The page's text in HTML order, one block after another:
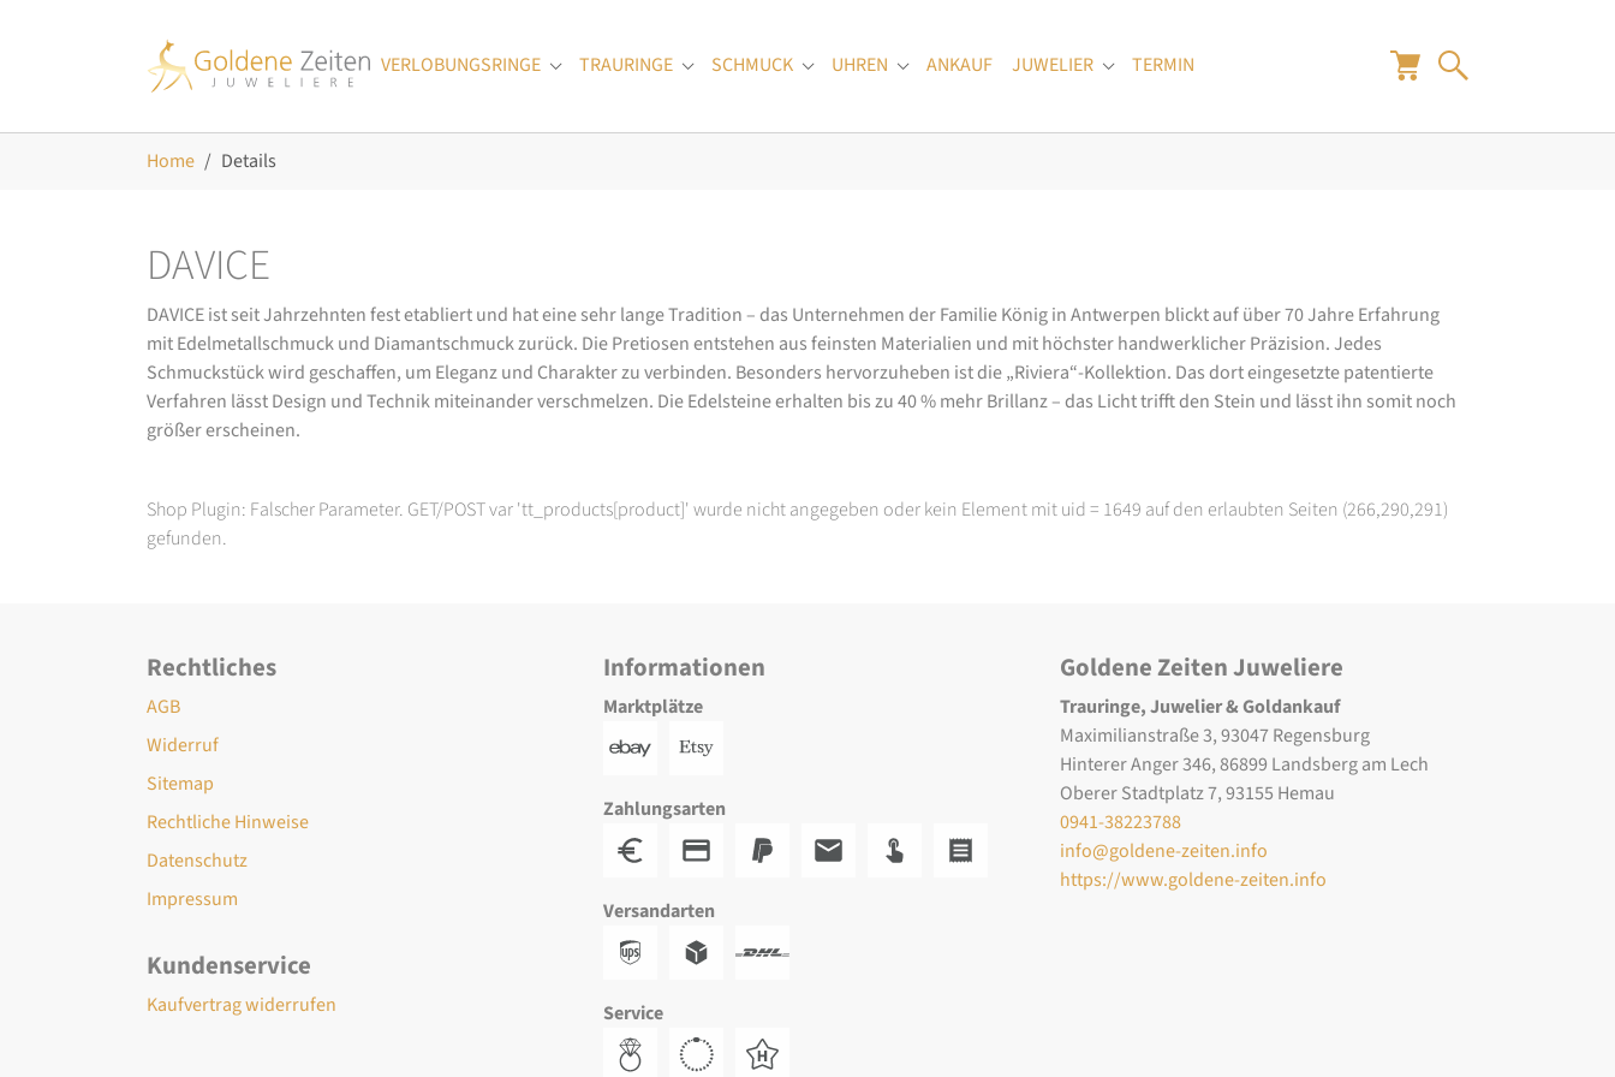
VERLOBUNGSRINGE
Submenu for "Verlobungsringe"
TRAURINGE Submenu for "Trauringe"
SCHMUCK Submenu for "Schmuck"
UHREN Submenu for "Uhren"
ANKAUF JUWELIER Submenu for "Juwelier"
TERMIN
Home Details
DAVICE
DAVICE ist seit Jahrzehnten fest etabliert und hat eine sehr lange Tradition – das Unternehmen der Familie König in Antwerpen blickt auf über 70 Jahre Erfahrung
mit Edelmetallschmuck und Diamantschmuck zurück. Die Pretiosen entstehen aus feinsten Materialien und mit höchster handwerklicher Präzision. Jedes
Schmuckstück wird geschaffen, um Eleganz und Charakter zu verbinden. Besonders hervorzuheben ist die „Riviera“-Kollektion. Das dort eingesetzte patentierte
Verfahren lässt Design und Technik miteinander verschmelzen. Die Edelsteine erhalten bis zu 40 % mehr Brillanz – das Licht trifft den Stein und lässt ihn somit noch
größer erscheinen.
Shop Plugin: Falscher Parameter. GET/POST var 'tt_products[product]' wurde nicht angegeben oder kein Element mit uid = 1649 auf den erlaubten Seiten (266,290,291)
gefunden.
Rechtliches
AGB
Widerruf
Sitemap
Rechtliche Hinweise
Datenschutz
Impressum
Kundenservice
Kaufvertrag widerrufen
Informationen
Marktplätze
Zahlungsarten
Versandarten
Service
Goldene Zeiten Juweliere
Trauringe, Juwelier & Goldankauf
Maximilianstraße 3, 93047 Regensburg
Hinterer Anger 346, 86899 Landsberg am Lech
Oberer Stadtplatz 7, 93155 Hemau
0941-38223788
info@goldene-zeiten.info
https://www.goldene-zeiten.info